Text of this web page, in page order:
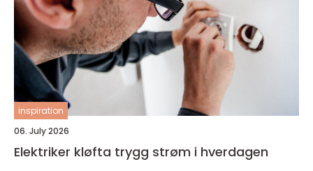
inspiration
06. July 2026
Elektriker kløfta trygg strøm i hverdagen